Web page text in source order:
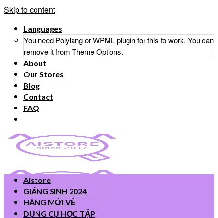
Skip to content
Languages
You need Polylang or WPML plugin for this to work. You can
remove it from Theme Options.
About
Our Stores
Blog
Contact
FAQ
Aistore
GIÁNG SINH 2024
HÀNG MỚI VỀ
DỤNG CỤ HỌC TẬP